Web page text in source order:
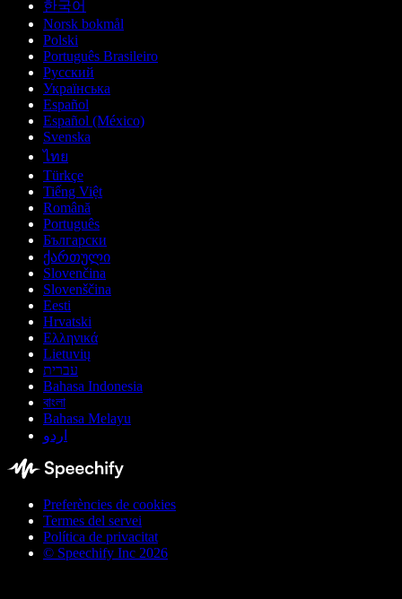
한국어
Norsk bokmål
Polski
Português Brasileiro
Русский
Українська
Español
Español (México)
Svenska
ไทย
Türkçe
Tiếng Việt
Română
Português
Български
ქართული
Slovenčina
Slovenščina
Eesti
Hrvatski
Ελληνικά
Lietuvių
עברית
Bahasa Indonesia
বাংলা
Bahasa Melayu
اردو
Preferències de cookies
Termes del servei
Política de privacitat
© Speechify Inc 2026